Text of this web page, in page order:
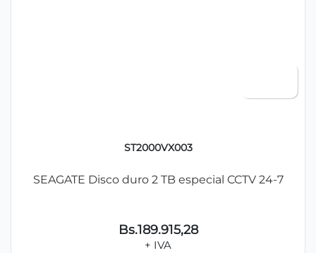
ST2000VX003
SEAGATE Disco duro 2 TB especial CCTV 24-7
Bs.189.915,28
+ IVA